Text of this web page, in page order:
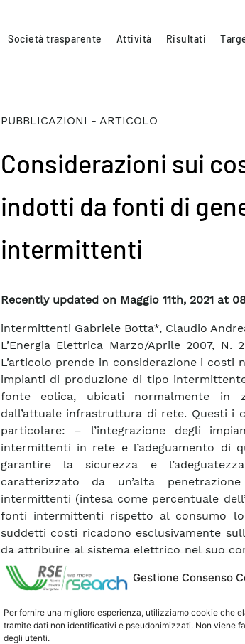
Gestione Consenso
Per fornire una migliore esperienza, utilizziamo cookie che
tramite dati non identificativi e pseudonimizzati. Non viene
degli utenti.
Società trasparente Attività Risultati
PUBBLICAZIONI - ARTICOLO
Considerazioni sui
indotti da fonti di
intermittenti
Recently updated on Maggio 11th, 2021 at
intermittenti Gabriele Botta*, Claudio
L’Energia Elettrica Marzo/Aprile 2007, N.
L’articolo prende in considerazione i costi
impianti di produzione di tipo
fonte eolica, ubicati normalmente in
dall’attuale infrastruttura di rete. Questi i
particolare: – l’integrazione degli
intermittenti in rete e l’adeguamento di
garantire la sicurezza e
caratterizzato da un’alta
intermittenti (intesa come percentuale
fonti intermittenti rispetto al consumo
suddetti costi ricadono esclusivamente
da attribuire al sistema elettrico nel suo
su tutti gli utenti del sistema. Nell’articolo
esaminate con particolare riferimento
svolti sull’argomento. Questi studi non
quanto essi si riferiscono a situazioni di